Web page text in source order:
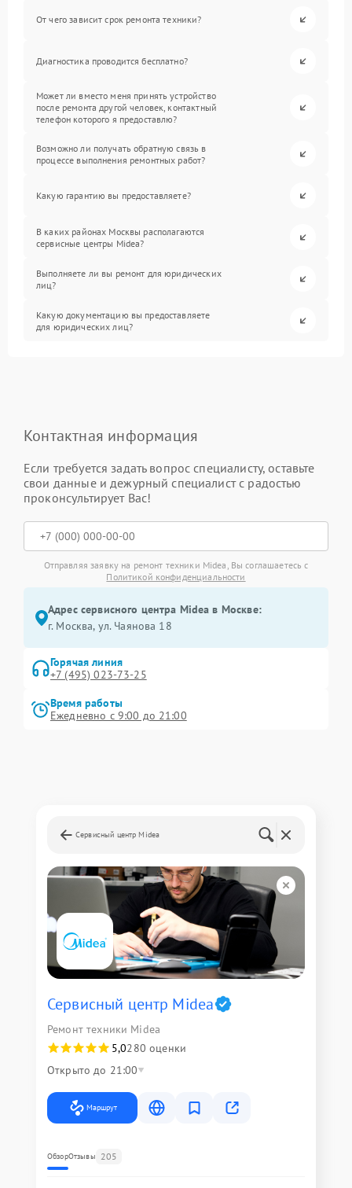
От чего зависит срок ремонта техники?
Диагностика проводится бесплатно?
Может ли вместо меня принять устройство
после ремонта другой человек, контактный
телефон которого я предоставлю?
Возможно ли получать обратную связь в
процессе выполнения ремонтных работ?
Какую гарантию вы предоставляете?
В каких районах Москвы располагаются
сервисные центры Midea?
Выполняете ли вы ремонт для юридических
лиц?
Какую документацию вы предоставляете
для юридических лиц?
Контактная информация
Если требуется задать вопрос специалисту, оставьте
свои данные и дежурный специалист с радостью
проконсультирует Вас!
Отправляя заявку на ремонт техники Midea, Вы соглашаетесь с
Политикой конфиденциальности
Адрес сервисного центра Midea в Москве:
г. Москва, ул. Чаянова 18
Горячая линия
+7 (495) 023-73-25
Время работы
Ежедневно с 9:00 до 21:00
Сервисный центр Midea
Сервисный центр Midea
Ремонт техники Midea
5,0280 оценки
Открыто до 21:00
Маршрут
ОбзорОтзывы 205